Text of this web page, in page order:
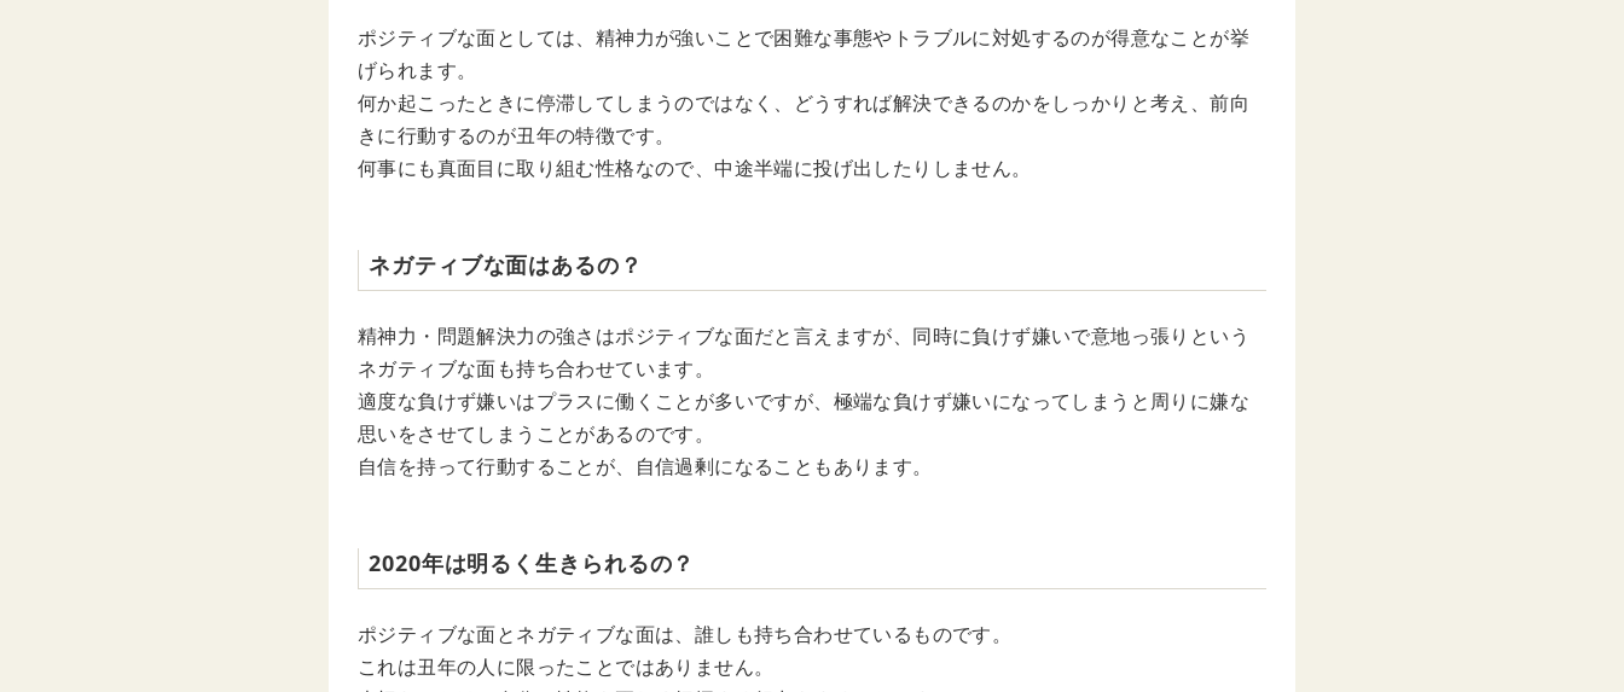
ポジティブな面としては、精神力が強いことで困難な事態やトラブルに対処するのが得意なことが挙
げられます。
何か起こったときに停滞してしまうのではなく、どうすれば解決できるのかをしっかりと考え、前向
きに行動するのが丑年の特徴です。
何事にも真面目に取り組む性格なので、中途半端に投げ出したりしません。
ネガティブな面はあるの？
精神力・問題解決力の強さはポジティブな面だと言えますが、同時に負けず嫌いで意地っ張りという
ネガティブな面も持ち合わせています。
適度な負けず嫌いはプラスに働くことが多いですが、極端な負けず嫌いになってしまうと周りに嫌な
思いをさせてしまうことがあるのです。
自信を持って行動することが、自信過剰になることもあります。
2020年は明るく生きられるの？
ポジティブな面とネガティブな面は、誰しも持ち合わせているものです。
これは丑年の人に限ったことではありません。